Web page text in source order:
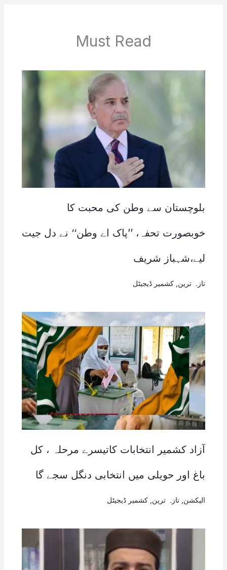
Must Read
بلوچستان سے وطن کی محبت کا
خوبصورت تحفہ، ’’پاک اے وطن‘‘ نے دل جیت
لیے،شہباز شریف
تازہ ترین کشمیر ڈیجیٹل
آزاد کشمیر انتخابات کاتیسرے مرحلہ ، کل
باغ اور حویلی میں انتخابی دنگل سجے گا
الیکشن تازہ ترین کشمیر ڈیجیٹل